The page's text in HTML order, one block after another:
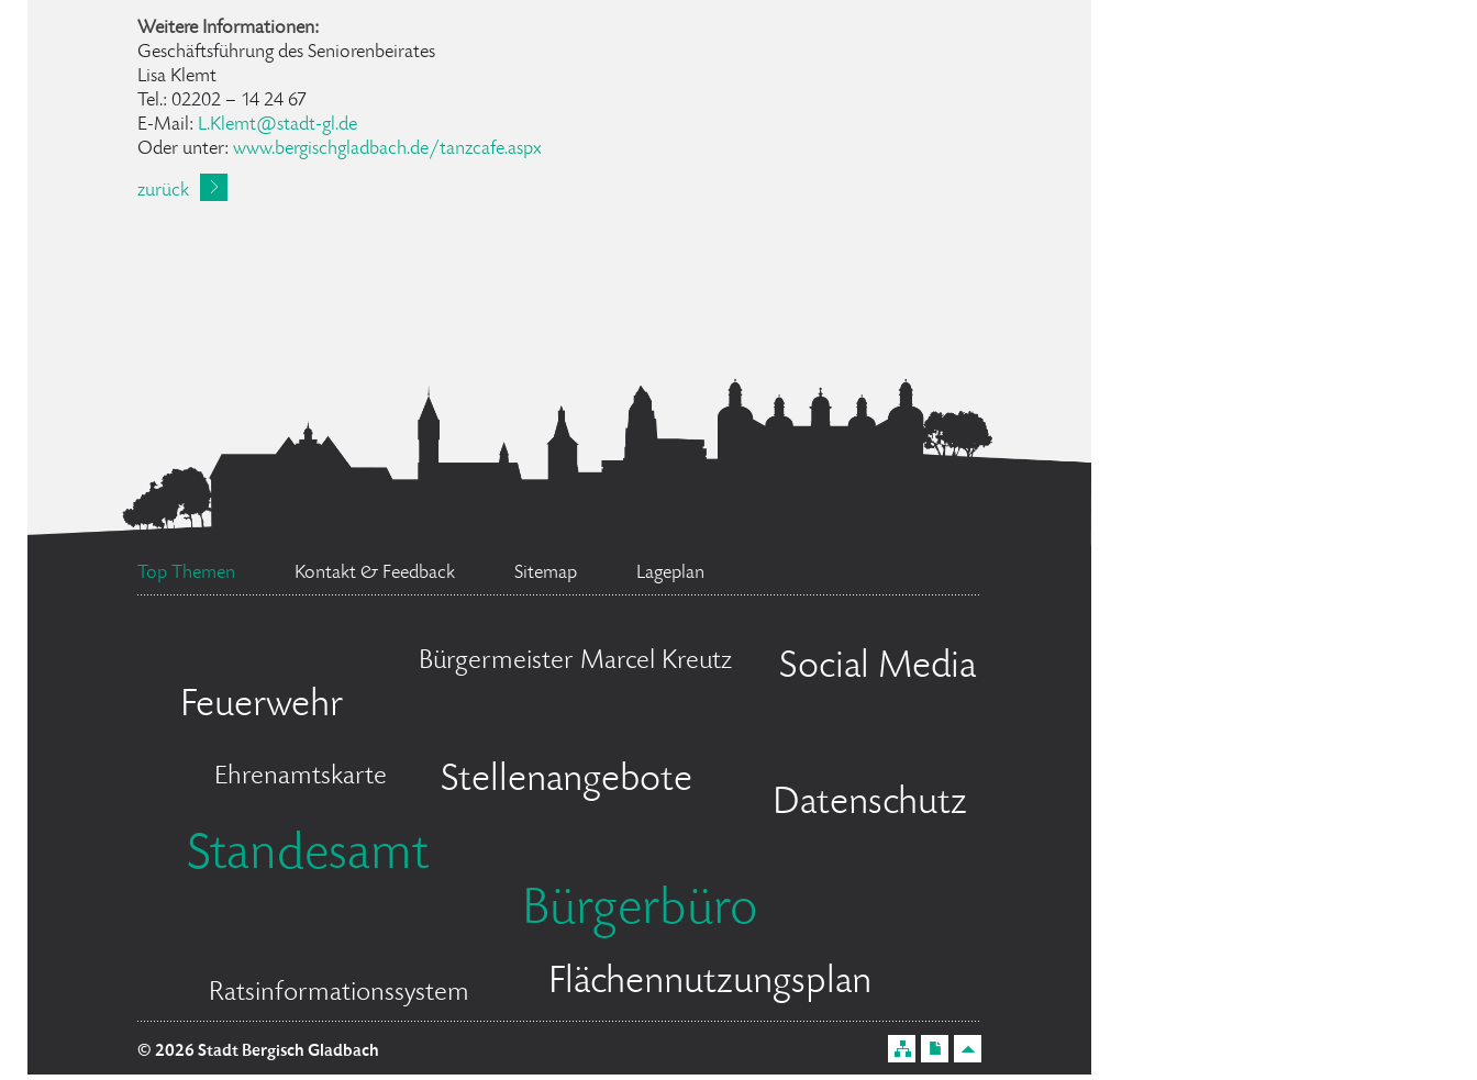
Weitere Informationen:
Geschäftsführung des Seniorenbeirates
Lisa Klemt
Tel.: 02202 – 14 24 67
E-Mail: L.Klemt@stadt-gl.de
Oder unter: www.bergischgladbach.de/tanzcafe.aspx
zurück
Top Themen Kontakt & Feedback Sitemap Lageplan
Feuerwehr
Bürgermeister Marcel Kreutz Social Media
Ehrenamtskarte Stellenangebote
Datenschutz
Standesamt
Bürgerbüro
Ratsinformationssystem Flächennutzungsplan
© 2026 Stadt Bergisch Gladbach